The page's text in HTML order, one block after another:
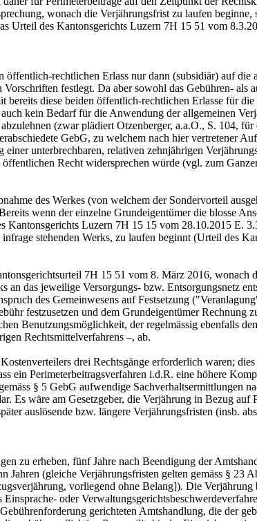
wonach die Verjährungsfrist zu laufen
Urteil des Kantonsgerichts Luzern 7H 15 51 vom
öffentlich-rechtlichen Erlass nur dann (subsidiär) auf
festlegt. Da aber sowohl das Gebühren- als
diese beiden öffentlich-rechtlichen Erlasse für
kein Bedarf für die Anwendung der allgemeinen
(zwar plädiert Otzenberger, a.a.O., S. 104,
GebG, zu welchem nach hier vertretener
unterbrechbaren, relativen zehnjährigen
Recht widersprechen würde (vgl. zum
des Werkes (von welchem der Sondervorteil
wenn der einzelne Grundeigentümer die blosse
Luzern 7H 15 15 vom 28.10.2015 E.
stehenden Werks, zu laufen beginnt (Urteil des
7H 15 51 vom 8. März 2016, wonach
an das jeweilige Versorgungs- bzw. Entsorgungsnetz
des Gemeinwesens auf Festsetzung
festzusetzen und dem Grundeigentümer Rechnung
Benutzungsmöglichkeit, der regelmässig ebenfalls
Rechtsmittelverfahrens –, ab.
drei Rechtsgänge erforderlich waren;
ein Perimeterbeitragsverfahren i.d.R. eine höhere
§ 5 GebG aufwendige Sachverhaltsermittlungen
Es wäre am Gesetzgeber, die Verjährung in Bezug
auslösende bzw. längere Verjährungsfristen (insb.
zu erheben, fünf Jahre nach Beendigung der
Jahren (gleiche Verjährungsfristen gelten gemäss §
vorliegend ohne Belang]). Die
oder
gerichteten Amtshandlung, die der